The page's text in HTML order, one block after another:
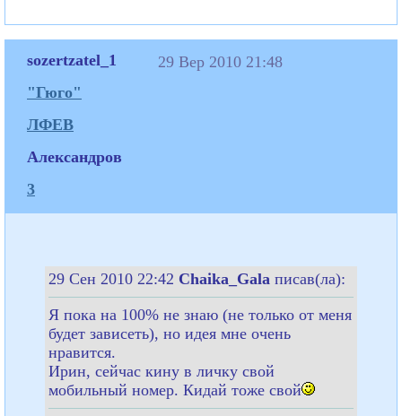
sozertzatel_1
"Гюго"
ЛФЕВ
Александров
3
29 Вер 2010 21:48
29 Сен 2010 22:42 Chaika_Gala писав(ла):
Я пока на 100% не знаю (не только от меня
будет зависеть), но идея мне очень
нравится.
Ирин, сейчас кину в личку свой
мобильный номер. Кидай тоже свой